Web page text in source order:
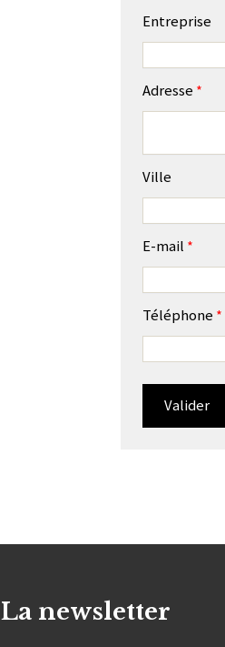
Entreprise
Adresse *
Ville
E-mail *
Téléphone *
La newsletter